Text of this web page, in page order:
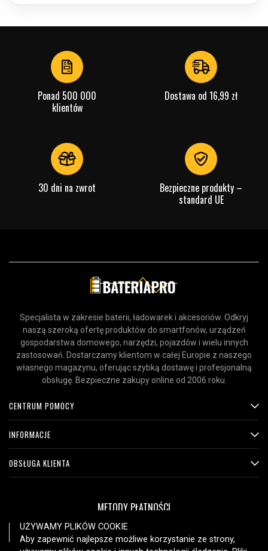
Ponad 500 000
klientów
Dostawa od 16,99 zł
30 dni na zwrot
Bezpieczne produkty –
standard UE
Specjalista w zakresie baterii, ładowarek i akcesoriów. Odkryj
naszą szeroką ofertę produktów do smartfonów, urządzeń
gospodarstwa domowego, narzędzi, pojazdów i wielu innych
zastosowań. Dostarczamy klientom w całej Europie z naszego
własnego magazynu, oferując szybką dostawę i profesjonalną
obsługę. Bezpieczne zakupy online od 2006 roku.
CENTRUM POMOCY
INFORMACJE
OBSŁUGA KLIENTA
METODY PŁATNOŚCI
UŻYWAMY PLIKÓW COOKIE
Aby zapewnić najlepsze możliwe korzystanie ze strony,